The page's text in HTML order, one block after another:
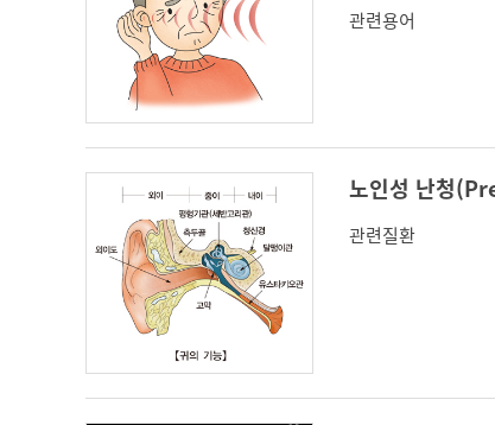
관련용어
노인성 난청
관련질환